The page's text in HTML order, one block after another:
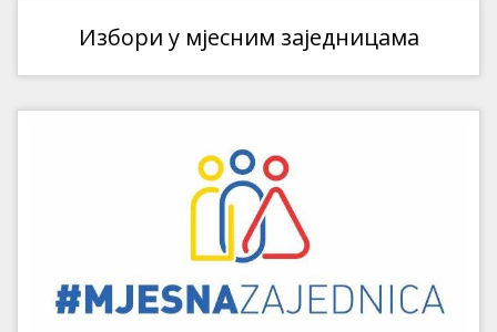
Избори у мјесним заједницама